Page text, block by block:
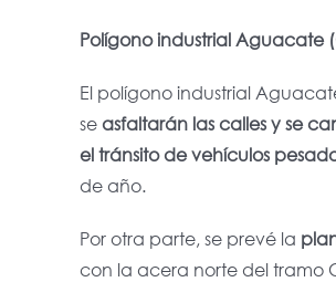
Polígono industrial Aguacate
El polígono industrial
se asfaltarán las calles y se
el tránsito de vehículos
de año.
Por otra parte, se prevé la
con la acera norte del tramo